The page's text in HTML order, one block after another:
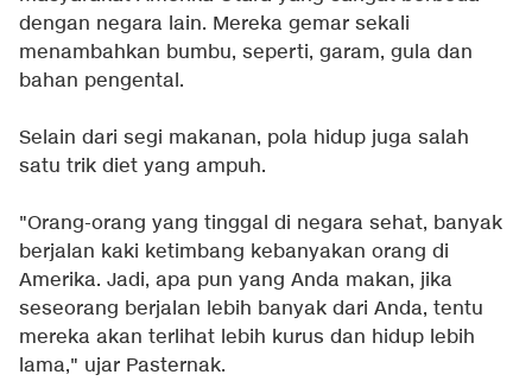
dengan negara lain. Mereka gemar sekali
menambahkan bumbu, seperti, garam, gula dan
bahan pengental.
Selain dari segi makanan, pola hidup juga salah
satu trik diet yang ampuh.
"Orang-orang yang tinggal di negara sehat, banyak
berjalan kaki ketimbang kebanyakan orang di
Amerika. Jadi, apa pun yang Anda makan, jika
seseorang berjalan lebih banyak dari Anda, tentu
mereka akan terlihat lebih kurus dan hidup lebih
lama," ujar Pasternak.